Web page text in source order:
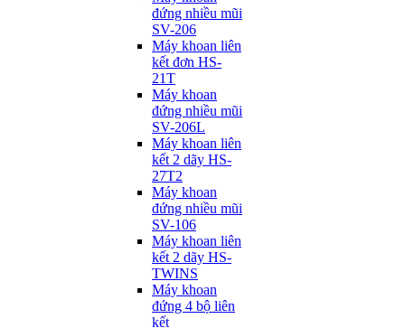
đứng nhiều mũi
SV-206
Máy khoan liên
kết đơn HS-
21T
Máy khoan
đứng nhiều mũi
SV-206L
Máy khoan liên
kết 2 dãy HS-
27T2
Máy khoan
đứng nhiều mũi
SV-106
Máy khoan liên
kết 2 dãy HS-
TWINS
Máy khoan
đứng 4 bộ liên
kết